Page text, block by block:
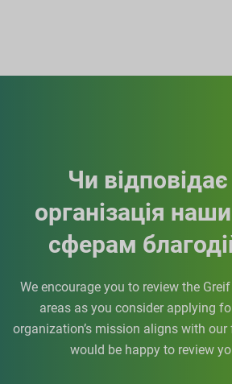
Чи
організація
сферам
We encourage you to review the
areas as you consider applying
organization’s mission aligns with
would be happy to review